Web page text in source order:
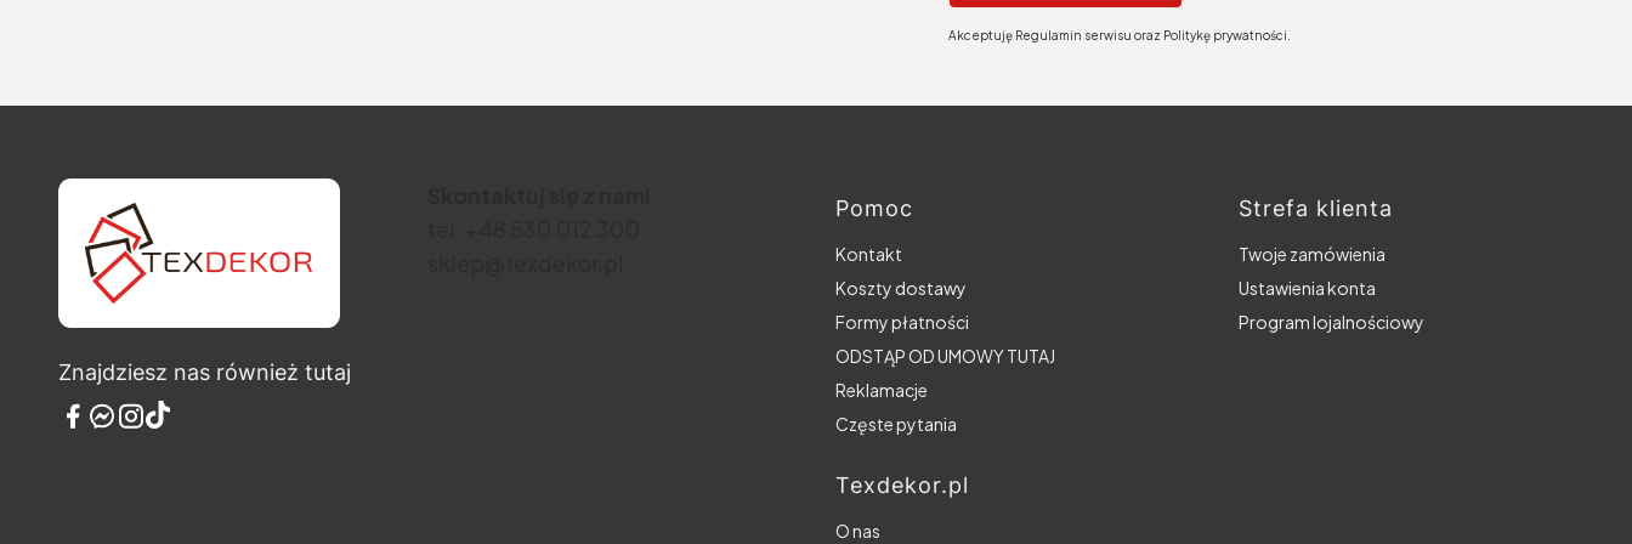
Akceptuję Regulamin serwisu oraz Politykę prywatności.
Znajdziesz nas również tutaj
Linki w stopce
Pomoc
Kontakt
Koszty dostawy
Formy płatności
ODSTĄP OD UMOWY TUTAJ
Reklamacje
Częste pytania
Strefa klienta
Twoje zamówienia
Ustawienia konta
Program lojalnościowy
Texdekor.pl
O nas